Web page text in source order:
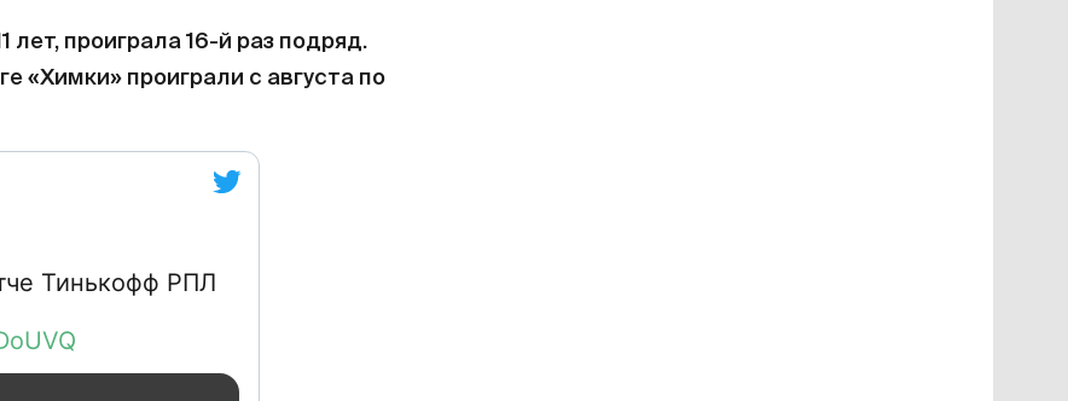
лет, проиграла 16-й раз подряд.
«Химки» проиграли с августа по
Тинькофф РПЛ